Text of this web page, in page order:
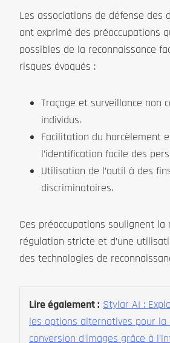
Les associations de défense des
ont exprimé des préoccupations
possibles de la reconnaissance
risques évoqués :
Traçage et surveillance non
individus.
Facilitation du harcèlement
l’identification facile des
Utilisation de l’outil à des
discriminatoires.
Ces préoccupations soulignent la
régulation stricte et d’une
des technologies de
Lire également : Stylar AI :
les options alternatives pour
conversion d’images grâce à